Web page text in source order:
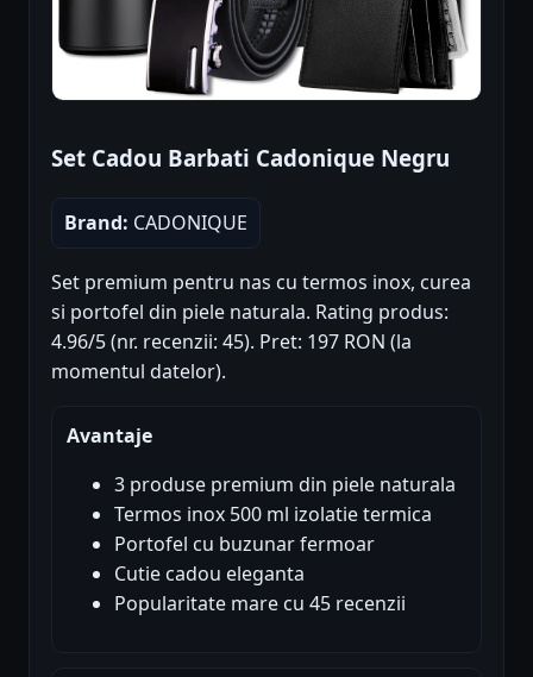
Set Cadou Barbati Cadonique Negru
Brand: CADONIQUE
Set premium pentru nas cu termos inox, curea
si portofel din piele naturala. Rating produs:
4.96/5 (nr. recenzii: 45). Pret: 197 RON (la
momentul datelor).
Avantaje
3 produse premium din piele naturala
Termos inox 500 ml izolatie termica
Portofel cu buzunar fermoar
Cutie cadou eleganta
Popularitate mare cu 45 recenzii